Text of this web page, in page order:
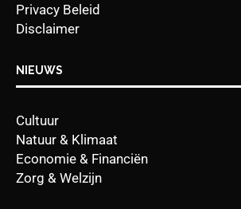
Privacy Beleid
Disclaimer
NIEUWS
Cultuur
Natuur & Klimaat
Economie & Financiën
Zorg & Welzijn